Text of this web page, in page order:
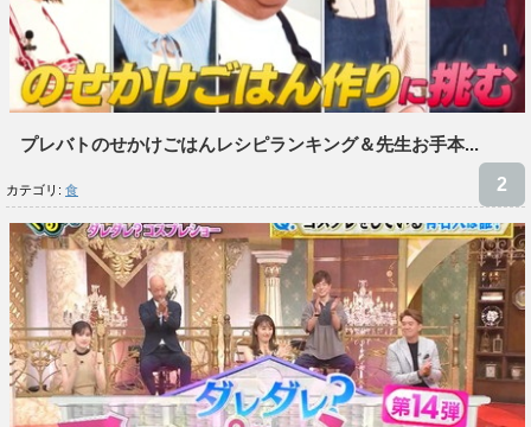
プレバトのせかけごはんレシピランキング＆先生お手本...
カテゴリ: 食